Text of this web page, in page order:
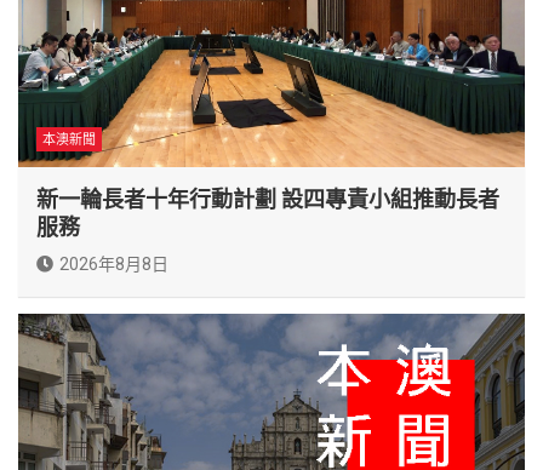
本澳新聞
新一輪長者十年行動計劃 設四專責小組推動長者
服務
2026年8月8日